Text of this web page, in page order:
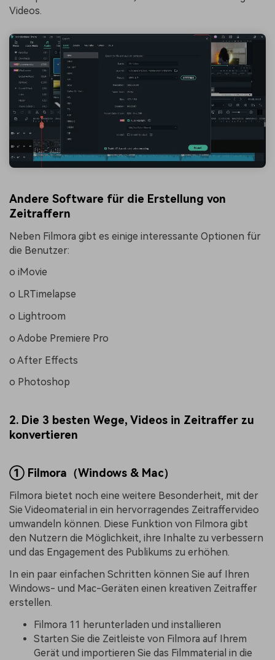
Videos.
Andere Software für die Erstellung von
Zeitraffern
Neben Filmora gibt es einige interessante Optionen für
die Benutzer:
o iMovie
o LRTimelapse
o Lightroom
o Adobe Premiere Pro
o After Effects
o Photoshop
2. Die 3 besten Wege, Videos in Zeitraffer zu
konvertieren
① Filmora（Windows & Mac）
Filmora bietet noch eine weitere Besonderheit, mit der
Sie Videomaterial in ein hervorragendes Zeitraffervideo
umwandeln können. Diese Funktion von Filmora gibt
den Nutzern die Möglichkeit, ihre Inhalte zu verbessern
und das Engagement des Publikums zu erhöhen.
In ein paar einfachen Schritten können Sie auf Ihren
Windows- und Mac-Geräten einen kreativen Zeitraffer
erstellen.
Filmora 11 herunterladen und installieren
Starten Sie die Zeitleiste von Filmora auf Ihrem
Gerät und importieren Sie das Filmmaterial in die